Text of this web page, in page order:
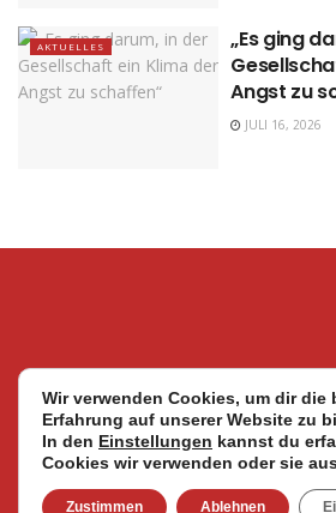
AKTUELLES
„Es ging
Angst zu
JULI 16, 2026
© 2024Stimmen der Solidarität - Mahnwache
Wir verwenden Cookies, um dir die
Erfahrung auf unserer Website zu
In den Einstellungen kannst du
Cookies wir verwenden oder sie
Zustimmen Ablehnen